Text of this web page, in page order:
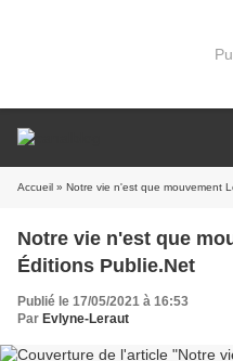
Accueil » Notre vie n'est que mouvement
Notre vie n'est que
Éditions Publie.Net
Publié le 17/05/2021 à 16:53
Par Evlyne-Leraut